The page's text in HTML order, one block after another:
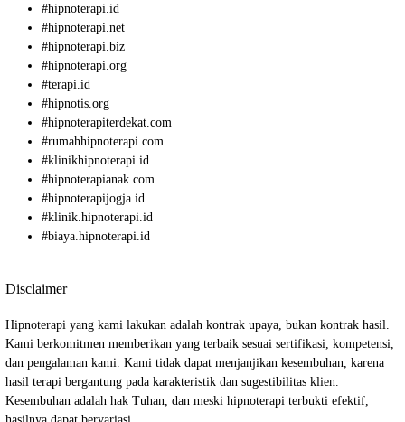
#hipnoterapi.id
#hipnoterapi.net
#hipnoterapi.biz
#hipnoterapi.org
#terapi.id
#hipnotis.org
#hipnoterapiterdekat.com
#rumahhipnoterapi.com
#klinikhipnoterapi.id
#hipnoterapianak.com
#hipnoterapijogja.id
#klinik.hipnoterapi.id
#biaya.hipnoterapi.id
Disclaimer
Hipnoterapi yang kami lakukan adalah kontrak upaya, bukan kontrak hasil.
Kami berkomitmen memberikan yang terbaik sesuai sertifikasi, kompetensi,
dan pengalaman kami. Kami tidak dapat menjanjikan kesembuhan, karena
hasil terapi bergantung pada karakteristik dan sugestibilitas klien.
Kesembuhan adalah hak Tuhan, dan meski hipnoterapi terbukti efektif,